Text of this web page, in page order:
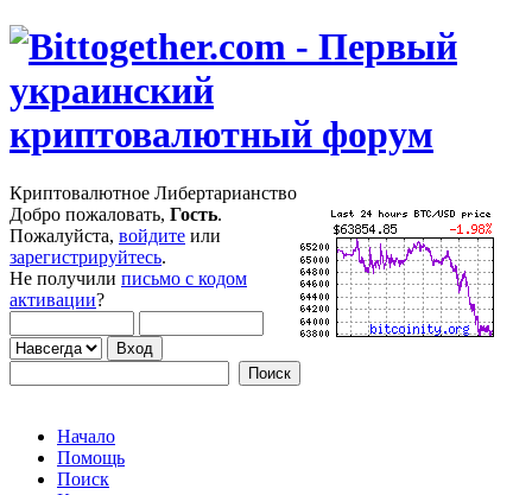
Криптовалютное Либертарианство
Добро пожаловать, Гость.
Пожалуйста, войдите или
зарегистрируйтесь.
Не получили письмо с кодом
активации?
Начало
Помощь
Поиск